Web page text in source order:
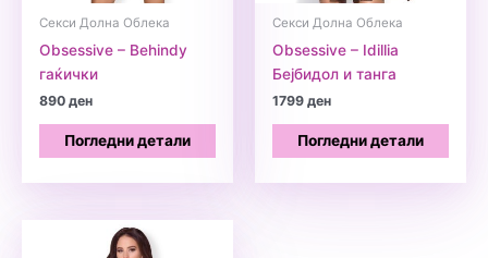
Секси Долна Облека
Obsessive – Behindy
гаќички
890ден
Погледни детали
Секси Долна Облека
Obsessive – Idillia
Бејбидол и танга
1799ден
Погледни детали